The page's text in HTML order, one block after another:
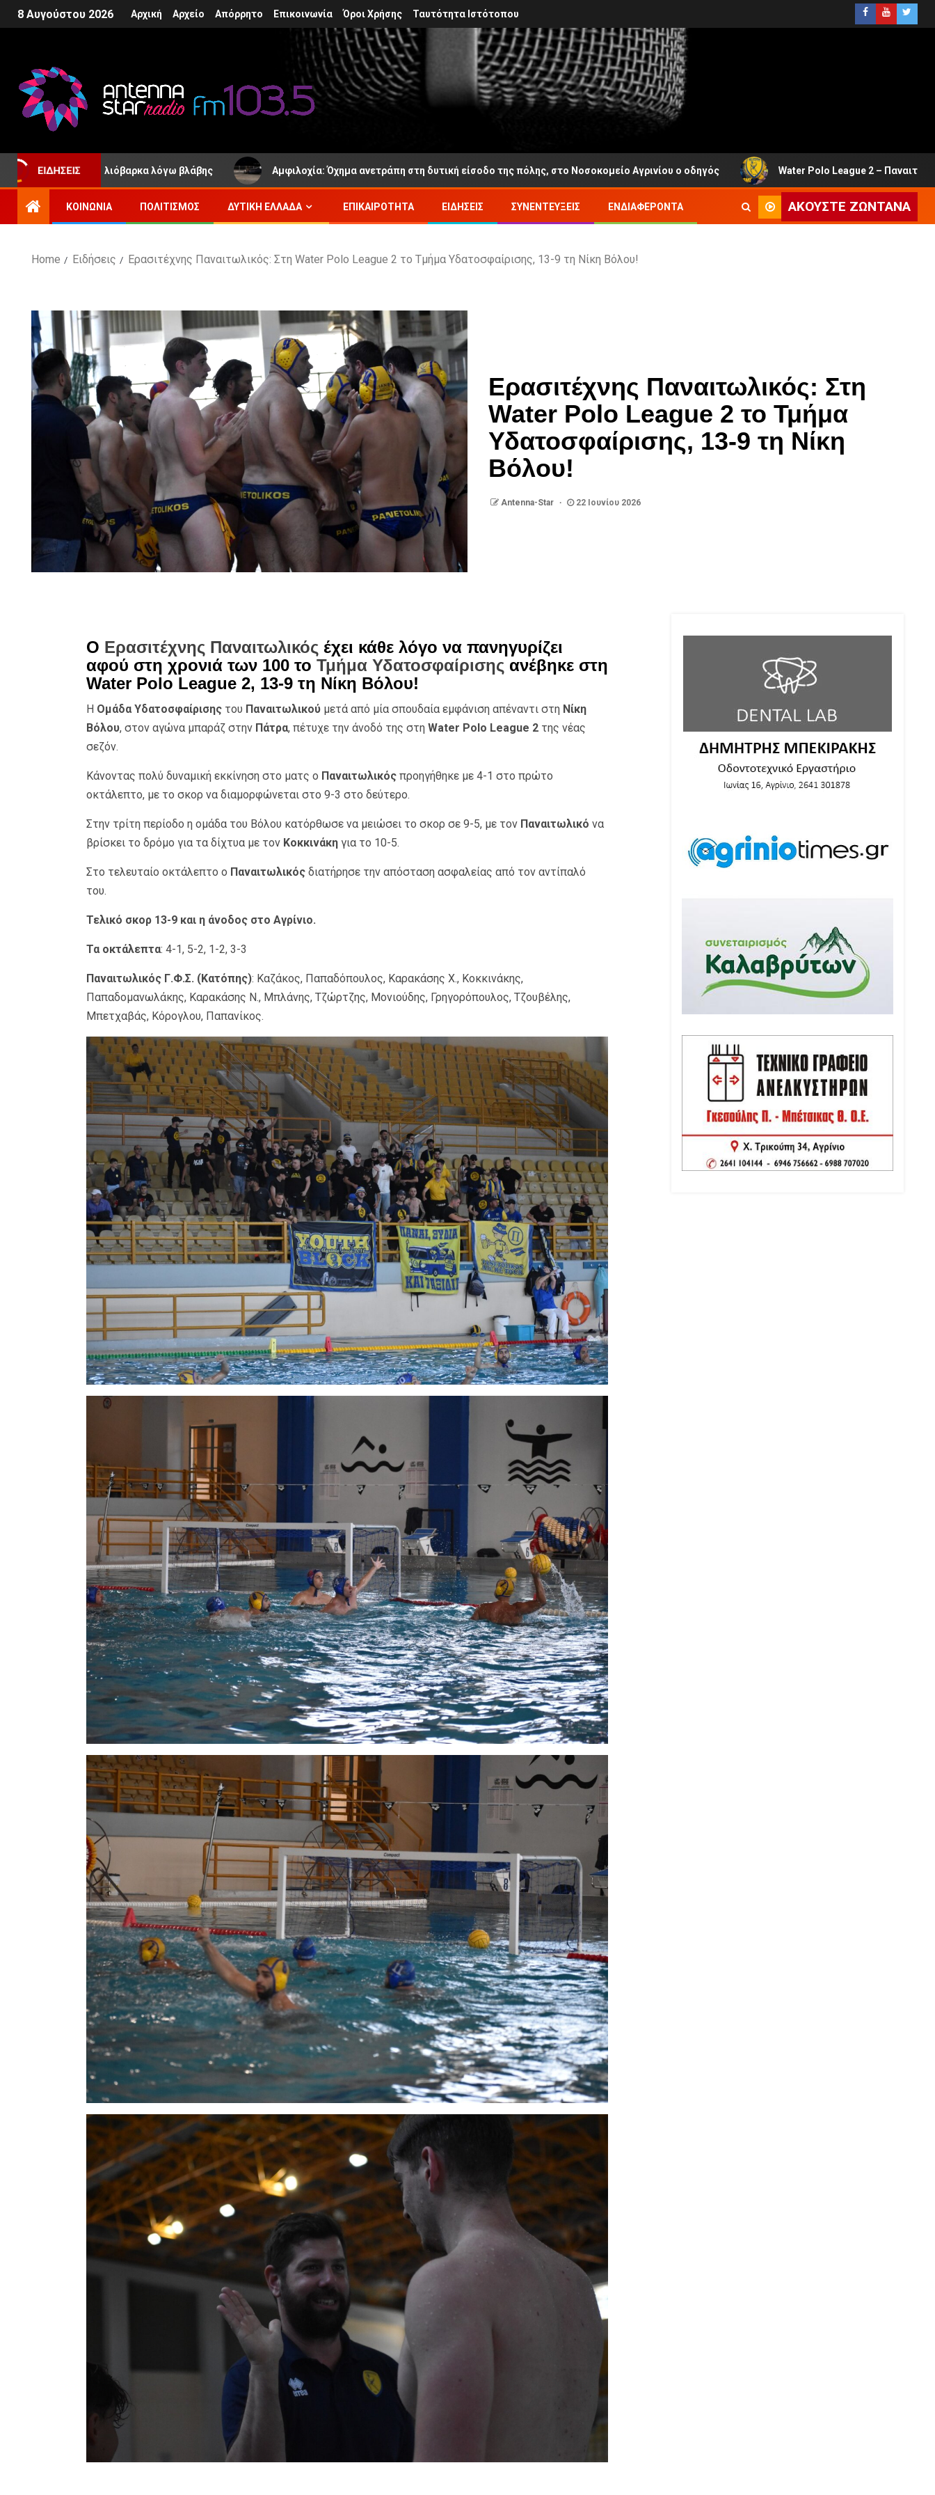
8 Αυγούστου 2026 Αρχική Αρχείο Απόρρητο Επικοινωνία Όροι Χρήσης Ταυτότητα Ιστότοπου
ΕΙΔΉΣΕΙΣλόγω βλάβης Αμφιλοχία: Όχημα ανετράπη στη δυτική είσοδο της πόλης, στο Νοσοκομείο Αγρινίου ο οδηγός Water Polo League 2 – Παναιτωλικός: Και ο
ΚΟΙΝΩΝΊΑ ΠΟΛΙΤΙΣΜΌΣ ΔΥΤΙΚΉ ΕΛΛΆΔΑ ΕΠΙΚΑΙΡΌΤΗΤΑ ΕΙΔΉΣΕΙΣ ΣΥΝΕΝΤΕΎΞΕΙΣ ΕΝΔΙΑΦΈΡΟΝΤΑ ΑΚΟΎΣΤΕ ΖΩΝΤΑΝΆ
Home Ειδήσεις Ερασιτέχνης Παναιτωλικός: Στη Water Polo League 2 το Τμήμα Υδατοσφαίρισης, 13-9 τη Νίκη Βόλου!
Ερασιτέχνης Παναιτωλικός: Στη
Water Polo League 2 το Τμήμα
Υδατοσφαίρισης, 13-9 τη Νίκη
Βόλου!
Antenna-Star 22 Ιουνίου 2026
Ο Ερασιτέχνης Παναιτωλικόςέχει κάθε λόγο να πανηγυρίζει
αφού στη χρονιά των 100 το Τμήμα Υδατοσφαίρισηςανέβηκε στη
Water Polo League 2, 13-9 τη Νίκη Βόλου!
Η Ομάδα Υδατοσφαίρισηςτου Παναιτωλικούμετά από μία σπουδαία εμφάνιση απέναντι στη Νίκη
Βόλου, στον αγώνα μπαράζ στην Πάτρα, πέτυχε την άνοδό της στη Water Polo League 2της νέας
σεζόν.
Κάνοντας πολύ δυναμική εκκίνηση στο ματς ο Παναιτωλικόςπροηγήθηκε με 4-1 στο πρώτο
οκτάλεπτο, με το σκορ να διαμορφώνεται στο 9-3 στο δεύτερο.
Στην τρίτη περίοδο η ομάδα του Βόλου κατόρθωσε να μειώσει το σκορ σε 9-5, με τον Παναιτωλικό να
βρίσκει το δρόμο για τα δίχτυα με τον Κοκκινάκηγια το 10-5.
Στο τελευταίο οκτάλεπτο ο Παναιτωλικόςδιατήρησε την απόσταση ασφαλείας από τον αντίπαλό
του.
Τελικό σκορ 13-9 και η άνοδος στο Αγρίνιο.
Τα οκτάλεπτα: 4-1, 5-2, 1-2, 3-3
Παναιτωλικός Γ.Φ.Σ. (Κατόπης): Καζάκος, Παπαδόπουλος, Καρακάσης Χ., Κοκκινάκης,
Παπαδομανωλάκης, Καρακάσης Ν., Μπλάνης, Τζώρτζης, Μονιούδης, Γρηγορόπουλος, Τζουβέλης,
Μπετχαβάς, Κόρογλου, Παπανίκος.